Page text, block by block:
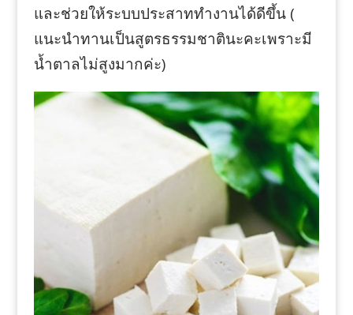
และช่วยให้ระบบประสาททำงานได้ดีขึ้น (
แนะนำทานเป็นสูตรธรรมชาตินะคะเพราะมี
น้ำตาลไม่สูงมากค่ะ)